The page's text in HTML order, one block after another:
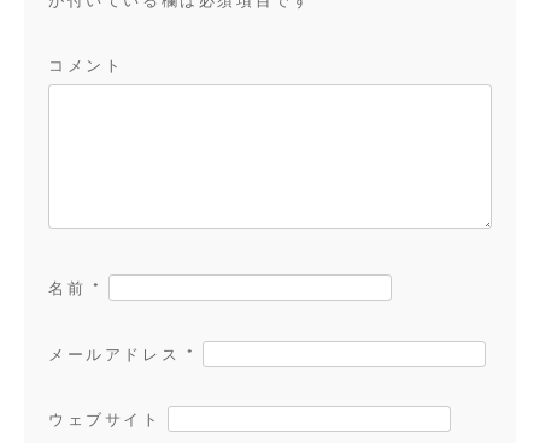
コメント
名前 *
メールアドレス *
ウェブサイト